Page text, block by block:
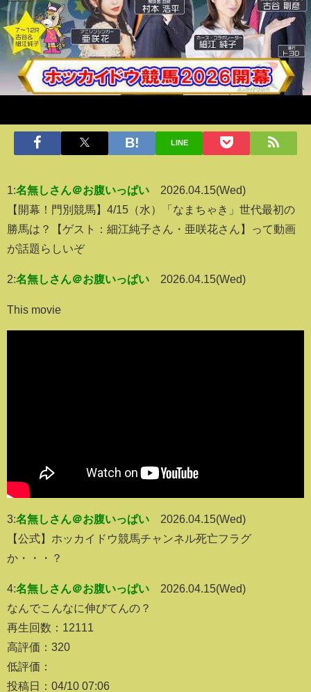
LINE
1:名無しさん＠お腹いっぱい
2026.04.15(Wed)
【開幕！門別競馬】4/15（水）「なまちゃき」世代最初の
勝馬は？【ゲスト：細江純子さん・亜咲花さん】って動画
が話題らしいぞ
2:名無しさん＠お腹いっぱい 2026.04.15(Wed)
This movie
3:名無しさん＠お腹いっぱい
2026.04.15(Wed)
【公式】ホッカイドウ競馬チャンネル死亡フラグ
か・・・？
4:名無しさん＠お腹いっぱい
2026.04.15(Wed)
なんでこんなに伸びてんの？
再生回数：12111
高評価：320
低評価：
投稿日：04/10 07:06